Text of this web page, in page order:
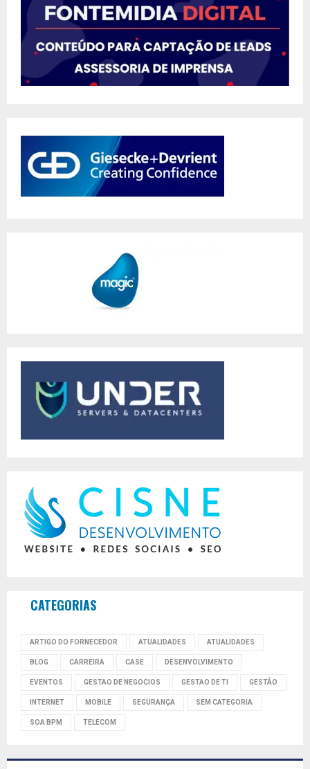
CATEGORIAS
ARTIGO DO FORNECEDOR ATUALIDADES ATUALIDADES
BLOG CARREIRA CASE DESENVOLVIMENTO
EVENTOS GESTAO DE NEGOCIOS GESTAO DE TI GESTÃO
INTERNET MOBILE SEGURANÇA SEM CATEGORIA
SOA BPM TELECOM